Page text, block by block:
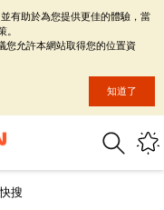
搜
有助於為您提供更佳的體驗，當
。
您允許本網站取得您的位置資
知道了